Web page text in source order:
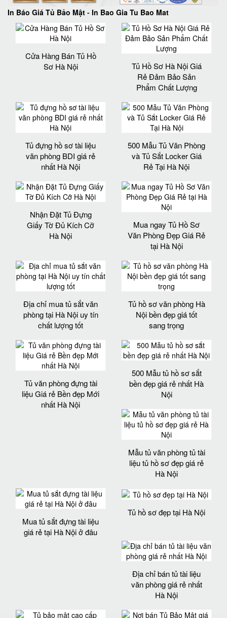
In Báo Giá Tủ Bảo Mật - In Bao Gia Tu Bao Mat
Cửa Hàng Bán Tủ Hồ
Sơ Hà Nội
Tủ Hồ Sơ Hà Nội Giá
Rẻ Đảm Bảo Sản
Phẩm Chất Lượng‎
Tủ đựng hồ sơ tài liệu
văn phòng BDI giá rẻ
nhất Hà Nội
500 Mẫu Tủ Văn Phòng
và Tủ Sắt Locker Giá
Rẻ Tại Hà Nội
Nhận Đặt Tủ Đựng
Giấy Tờ Đủ Kích Cỡ
Hà Nội
Mua ngay Tủ Hồ Sơ
Văn Phòng Đẹp Giá Rẻ
tại Hà Nội
Địa chỉ mua tủ sắt văn
phòng tại Hà Nội uy tín
chất lượng tốt
Tủ hồ sơ văn phòng Hà
Nội bền đẹp giá tốt
sang trọng
Tủ văn phòng đựng tài
liệu Giá rẻ Bền đẹp Mới
nhất Hà Nội
500 Mẫu tủ hồ sơ sắt
bền đẹp giá rẻ nhất Hà
Nội
Mẫu tủ văn phòng tủ tài
liệu tủ hồ sơ đẹp giá rẻ
Hà Nội
Mua tủ sắt đựng tài liệu
giá rẻ tại Hà Nội ở đâu
Tủ hồ sơ đẹp tại Hà Nội
Địa chỉ bán tủ tài liệu
văn phòng giá rẻ nhất
Hà Nội